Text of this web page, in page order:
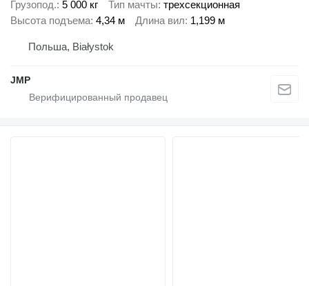
Грузопод. 5 000 кг Тип мачты трехсекционная
Высота подъема 4,34 м Длина вил 1,199 м
Польша, Białystok
JMP